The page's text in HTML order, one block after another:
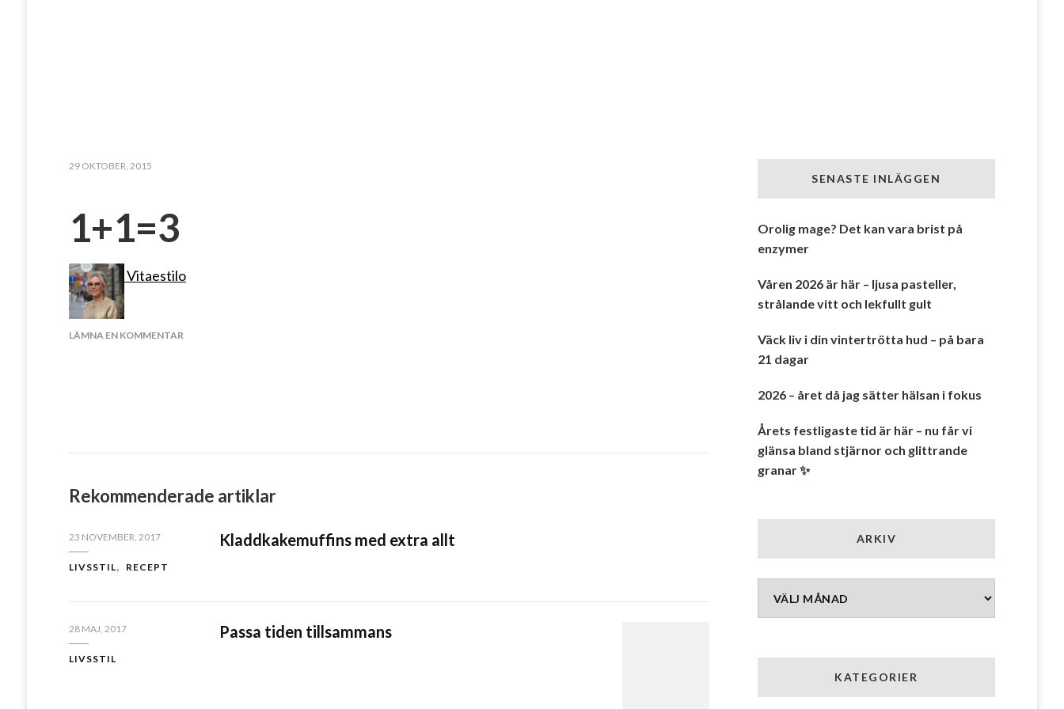
29 OKTOBER, 2015
1+1=3
Vitaestilo
LÄMNA EN KOMMENTARPÅ
Rekommenderade artiklar
23 NOVEMBER, 2017
LIVSSTIL RECEPT
Kladdkakemuffins med extra allt
28 MAJ, 2017
LIVSSTIL
Passa tiden tillsammans
SENASTE INLÄGGEN
Orolig mage? Det kan vara brist på
enzymer
Våren 2026 är här – ljusa pasteller,
strålande vitt och lekfullt gult
Väck liv i din vintertrötta hud – på bara
21 dagar
2026 – året då jag sätter hälsan i fokus
Årets festligaste tid är här – nu får vi
glänsa bland stjärnor och glittrande
granar ✨
ARKIV
Arkiv
KATEGORIER